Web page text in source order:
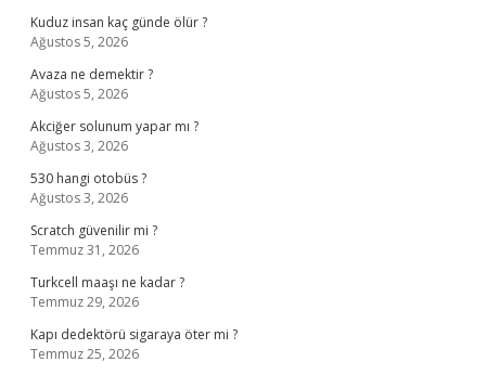
Kuduz insan kaç günde ölür ?
Ağustos 5, 2026
Avaza ne demektir ?
Ağustos 5, 2026
Akciğer solunum yapar mı ?
Ağustos 3, 2026
530 hangi otobüs ?
Ağustos 3, 2026
Scratch güvenilir mi ?
Temmuz 31, 2026
Turkcell maaşı ne kadar ?
Temmuz 29, 2026
Kapı dedektörü sigaraya öter mi ?
Temmuz 25, 2026